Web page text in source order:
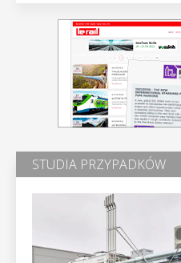
STUDIA PRZYPADKÓW